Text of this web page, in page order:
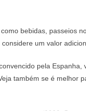
bebidas, passeios
um valor
pela Espanha,
também se é melhor